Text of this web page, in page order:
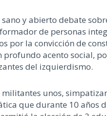
y abierto debate
de personas
por la convicción de
acento social,
del izquierdismo.
unos,
que durante 10 años